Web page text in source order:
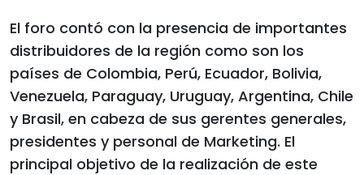
El foro contó con la presencia de importantes
distribuidores de la región como son los
países de Colombia, Perú, Ecuador, Bolivia,
Venezuela, Paraguay, Uruguay, Argentina, Chile
y Brasil, en cabeza de sus gerentes generales,
presidentes y personal de Marketing. El
principal objetivo de la realización de este